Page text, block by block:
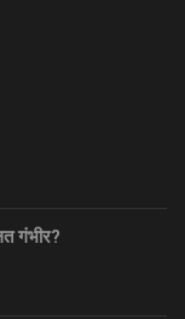
गंभीर?